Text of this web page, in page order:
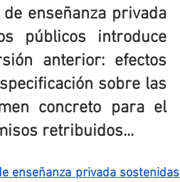
enseñanza privada
públicos introduce
anterior: efectos
sobre las
concreto para el
retribuidos...
enseñanza privada sostenidas